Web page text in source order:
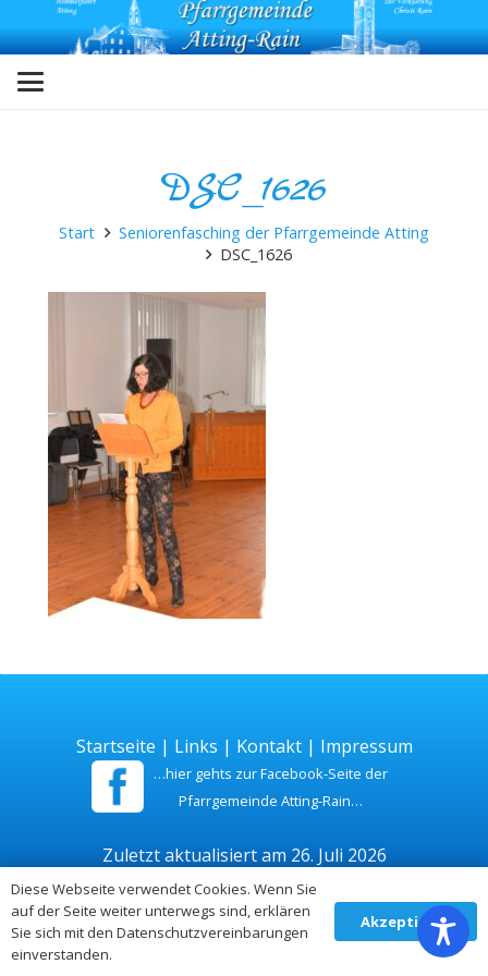
DSC_1626
Start
Seniorenfasching der Pfarrgemeinde Atting
DSC_1626
Startseite | Links | Kontakt| Impressum
…hier gehts zur Facebook-Seite der
Pfarrgemeinde Atting-Rain…
Zuletzt aktualisiert am 26. Juli 2026
Diese Webseite verwendet Cookies. Wenn Sie
auf der Seite weiter unterwegs sind, erklären
Sie sich mit den Datenschutzvereinbarungen
einverstanden.
Akzeptieren